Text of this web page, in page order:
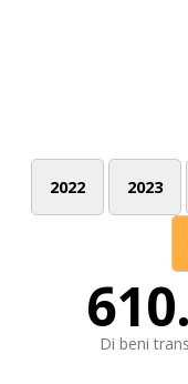
2022 2023
Di beni